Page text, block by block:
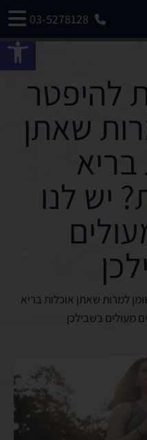
03-5278128
להיפטר
שאתן
בריא
יש לנו
למרות שאתן אוכלות בריא
מעולים בשבילכן